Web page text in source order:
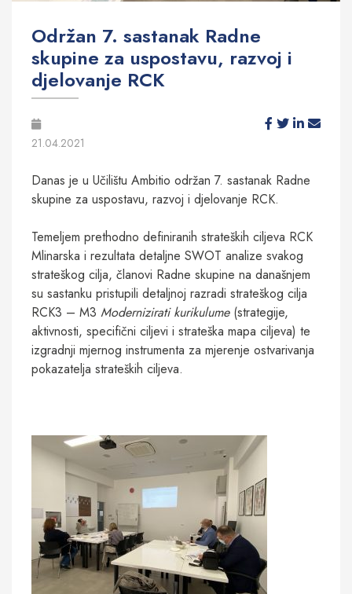
Održan 7. sastanak Radne
skupine za uspostavu, razvoj i
djelovanje RCK
21.04.2021
Danas je u Učilištu Ambitio održan 7. sastanak Radne
skupine za uspostavu, razvoj i djelovanje RCK.
Temeljem prethodno definiranih strateških ciljeva RCK
Mlinarska i rezultata detaljne SWOT analize svakog
strateškog cilja, članovi Radne skupine na današnjem
su sastanku pristupili detaljnoj razradi strateškog cilja
RCK3 – M3 Modernizirati kurikulume (strategije,
aktivnosti, specifični ciljevi i strateška mapa ciljeva) te
izgradnji mjernog instrumenta za mjerenje ostvarivanja
pokazatelja strateških ciljeva.